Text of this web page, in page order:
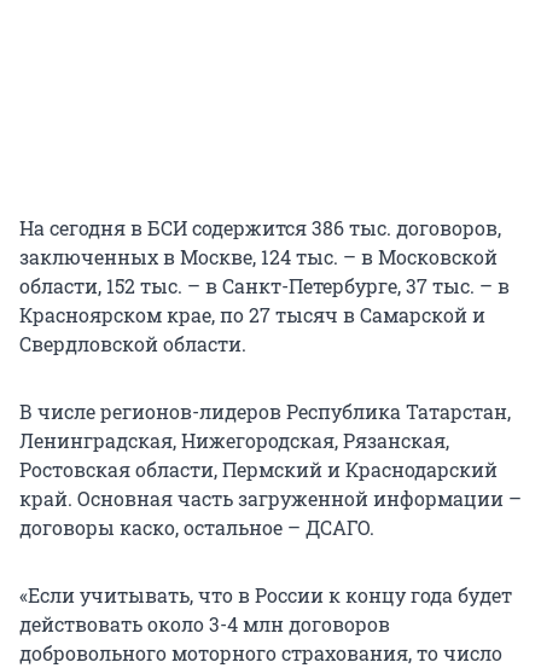
На сегодня в БСИ содержится 386 тыс. договоров,
заключенных в Москве, 124 тыс. – в Московской
области, 152 тыс. – в Санкт-Петербурге, 37 тыс. – в
Красноярском крае, по 27 тысяч в Самарской и
Свердловской области.
В числе регионов-лидеров Республика Татарстан,
Ленинградская, Нижегородская, Рязанская,
Ростовская области, Пермский и Краснодарский
край. Основная часть загруженной информации –
договоры каско, остальное – ДСАГО.
«Если учитывать, что в России к концу года будет
действовать около 3-4 млн договоров
добровольного моторного страхования, то число